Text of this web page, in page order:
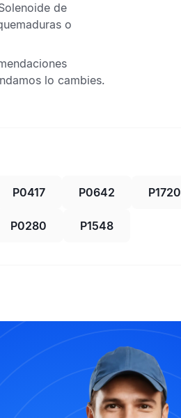
de
o
lo cambies.
P0417 P0642 P1720
P0280 P1548